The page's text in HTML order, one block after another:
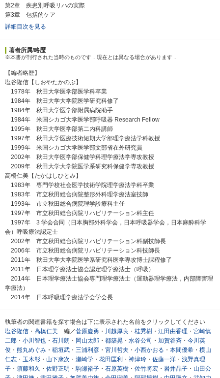
第2章 疾患別呼吸リハの実際
第3章 包括的ケア
詳細目次を見る
著者所属/略歴
※本書が刊行された当時のものです．現在とは異なる場合があります．
【編者略歴】
塩谷隆信【しおやたかのぶ】
1978年 秋田大学医学部医学科卒業
1984年 秋田大学大学院医学研究科修了
1984年 秋田大学医学部附属病院助手
1984年 米国シカゴ大学医学部呼吸器 Research Fellow
1995年 秋田大学医学部第二内科講師
1997年 秋田大学医療技術短期大学部理学療法学科教授
1999年 米国シカゴ大学医学部文部省在外研究員
2002年 秋田大学医学部保健学科理学療法学専攻教授
2009年 秋田大学大学院医学系研究科保健学専攻教授
高橋仁美【たかはしひとみ】
1983年 専門学校社会医学技術学院理学療法学科卒業
1983年 市立秋田総合病院整形外科理学療法室技師
1993年 市立秋田総合病院理学診療科主任
1997年 市立秋田総合病院リハビリテーション科主任
1997年 3 学会合同（日本胸部外科学会，日本呼吸器学会，日本麻酔科学
会）呼吸療法認定士
2002年 市立秋田総合病院リハビリテーション科副技師長
2006年 市立秋田総合病院リハビリテーション科技師長
2011年 秋田大学大学院医学系研究科医学専攻博士課程修了
2011年 日本理学療法士協会認定理学療法士（呼吸）
2014年 日本理学療法士協会専門理学療法士（運動器理学療法，内部障害理
学療法）
2014年 日本呼吸理学療法学会学会長
執筆者の関連書籍を探す場合は下に表示された名前をクリックしてください
塩谷隆信 ・ 高橋仁美 編／菅原慶勇 ・ 川越厚良 ・ 桂秀樹 ・ 江田由香理 ・ 宮崎慎
二郎 ・ 小川智也 ・ 石川朗 ・ 岡山太郎 ・ 都築晃 ・ 水谷公司 ・ 加賀谷斉 ・ 今川英
俊 ・ 熊丸めぐみ ・ 稲垣武 ・ 三浦利彦 ・ 宮川哲夫 ・ 小西かおる ・ 本間優希 ・ 横山
仁志 ・ 玉木彰 ・ 山下康次 ・ 瀬崎学 ・ 花田匡利 ・ 神津玲 ・ 佐藤一洋 ・ 浅野真理
子 ・ 須藤和久 ・ 佐野正明 ・駒瀬裕子 ・ 石原英樹 ・ 佐竹將宏 ・ 岩井晶子 ・ 山田公